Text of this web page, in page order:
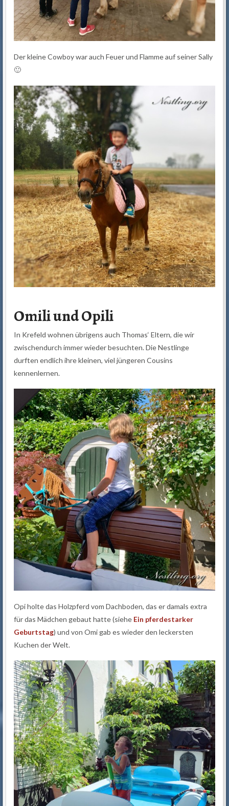
Der kleine Cowboy war auch Feuer und Flamme auf seiner Sally
🙂
Omili und Opili
In Krefeld wohnen übrigens auch Thomas‘ Eltern, die wir
zwischendurch immer wieder besuchten. Die Nestlinge
durften endlich ihre kleinen, viel jüngeren Cousins
kennenlernen.
Opi holte das Holzpferd vom Dachboden, das er damals extra
für das Mädchen gebaut hatte (siehe Ein pferdestarker
Geburtstag) und von Omi gab es wieder den leckersten
Kuchen der Welt.